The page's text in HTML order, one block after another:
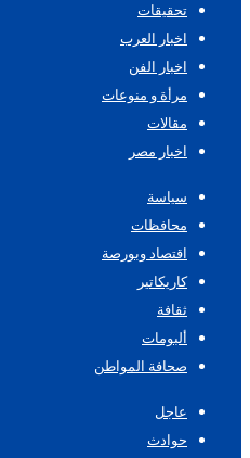
تحقيقات
اخبار العرب
اخبار الفن
مرأة و منوعات
مقالات
اخبار مصر
سياسة
محافظات
اقتصاد وبورصة
كاريكاتير
ثقافة
ألبومات
صحافة المواطن
عاجل
حوادث